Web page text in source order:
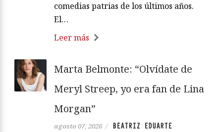
comedias patrias de los últimos años.
El…
Leer más
Marta Belmonte: “Olvídate de
Meryl Streep, yo era fan de Lina
Morgan”
agosto 07, 2026 / BEATRIZ EDUARTE